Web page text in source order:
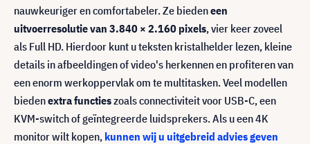
nauwkeuriger en comfortabeler. Ze biedeneen
uitvoerresolutie van 3.840 × 2.160 pixels, vier keer zoveel
als Full HD. Hierdoor kunt u teksten kristalhelder lezen, kleine
details in afbeeldingen of video's herkennen en profiteren van
een enorm werkoppervlak om te multitasken. Veel modellen
biedenextra functieszoals connectiviteit voor USB-C, een
KVM-switch of geïntegreerde luidsprekers. Als u een 4K
monitor wilt kopen, kunnen wij u uitgebreid advies geven